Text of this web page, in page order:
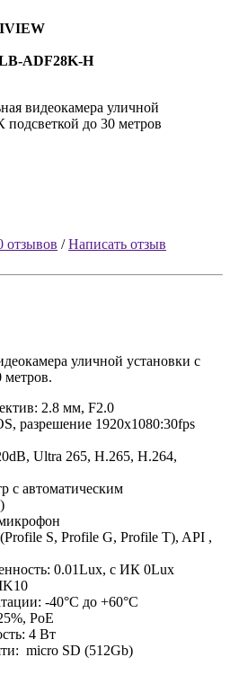
ADF28K-H
видеокамера уличной
подсветкой до 30 метров
отзывов /Написать отзыв
уличной установки с
метров.
2.8 мм, F2.0
разрешение 1920x1080:30fps
Ultra 265, H.265, H.264,
с автоматическим
S, Profile G, Profile T), API ,
0.01Lux, c ИК 0Lux
-40°C до +60°C
РоЕ
4 Вт
micro SD (512Gb)